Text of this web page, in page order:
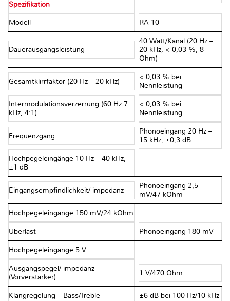
Spezifikation
Modell RA-10
Dauerausgangsleistung
40 Watt/Kanal (20 Hz –
20 kHz, < 0,03 %, 8
Ohm)
Gesamtklirrfaktor (20 Hz – 20 kHz)
< 0,03 % bei
Nennleistung
Intermodulationsverzerrung (60 Hz:7
kHz, 4:1)
< 0,03 % bei
Nennleistung
Frequenzgang
Phonoeingang 20 Hz –
15 kHz, ±0,3 dB
Hochpegeleingänge 10 Hz – 40 kHz,
±1 dB
Eingangsempfindlichkeit/-impedanz
Phonoeingang 2,5
mV/47 kOhm
Hochpegeleingänge 150 mV/24 kOhm
Überlast Phonoeingang 180 mV
Hochpegeleingänge 5 V
Ausgangspegel/-impedanz
(Vorverstärker)
1 V/470 Ohm
Klangregelung – Bass/Treble ±6 dB bei 100 Hz/10 kHz